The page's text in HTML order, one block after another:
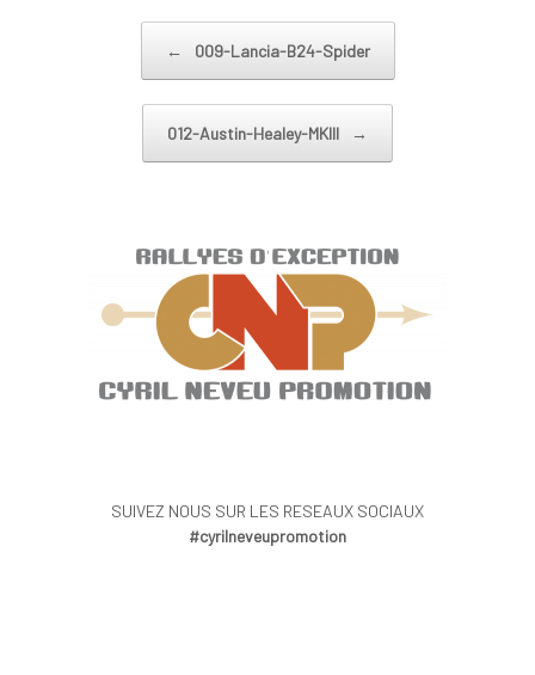
← 009-Lancia-B24-Spider
012-Austin-Healey-MKIII →
SUIVEZ NOUS SUR LES RESEAUX SOCIAUX
#cyrilneveupromotion